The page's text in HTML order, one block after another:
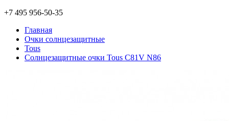
+7 495 956-50-35
Главная
Очки солнцезащитные
Tous
Солнцезащитные очки Tous C81V N86